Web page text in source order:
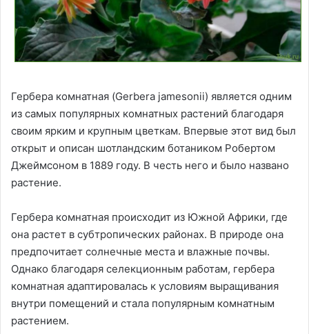
Гербера комнатная (Gerbera jamesonii) является одним
из самых популярных комнатных растений благодаря
своим ярким и крупным цветкам. Впервые этот вид был
открыт и описан шотландским ботаником Робертом
Джеймсоном в 1889 году. В честь него и было названо
растение.
Гербера комнатная происходит из Южной Африки, где
она растет в субтропических районах. В природе она
предпочитает солнечные места и влажные почвы.
Однако благодаря селекционным работам, гербера
комнатная адаптировалась к условиям выращивания
внутри помещений и стала популярным комнатным
растением.